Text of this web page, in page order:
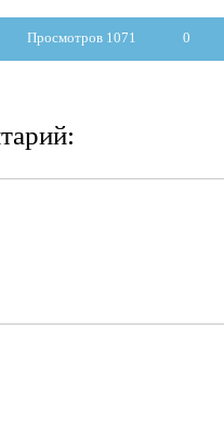
Просмотров 1071 0